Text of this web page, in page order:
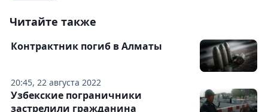
Читайте также
20:45, 22 августа 2022
Контрактник погиб в Алматы
Узбекские пограничники
застрелили гражданина